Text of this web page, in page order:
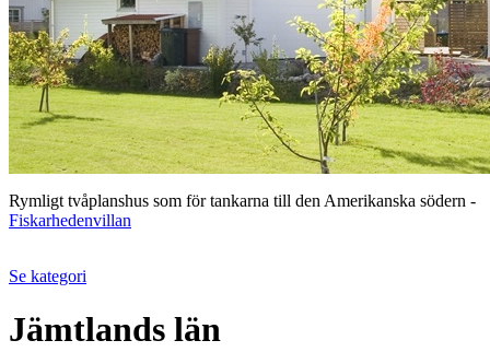
Rymligt tvåplanshus som för tankarna till den Amerikanska södern -
Fiskarhedenvillan
Se kategori
Jämtlands län